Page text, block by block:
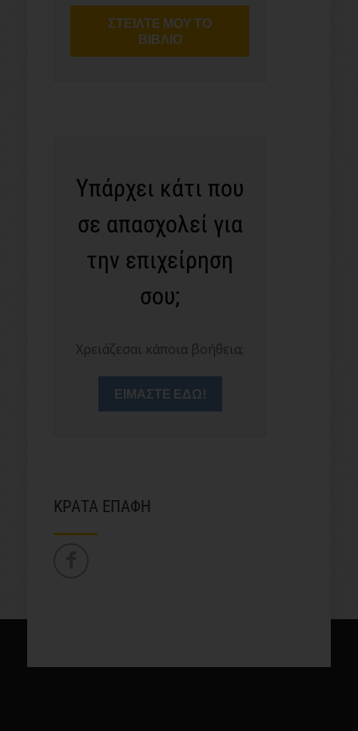
Υπάρχει κάτι που
σε απασχολεί για
την επιχείρηση
σου;
Χρειάζεσαι κάποια βοήθεια;
ΕΙΜΑΣΤΕ ΕΔΩ!
ΚΡΑΤΑ ΕΠΑΦΗ